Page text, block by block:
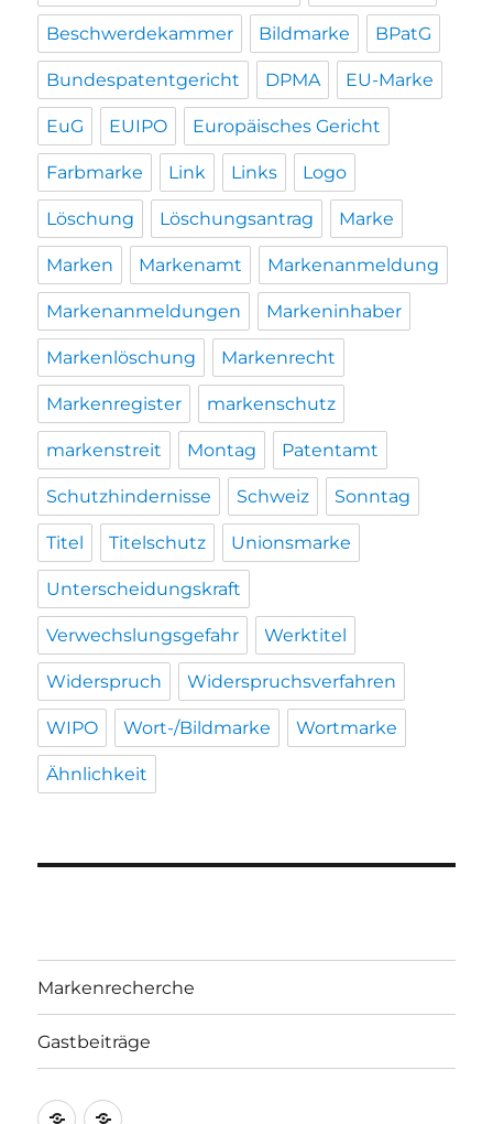
Beschwerdekammer Bildmarke BPatG
Bundespatentgericht DPMA EU-Marke
EuG EUIPO Europäisches Gericht
Farbmarke Link Links Logo
Löschung Löschungsantrag Marke
Marken Markenamt Markenanmeldung
Markenanmeldungen Markeninhaber
Markenlöschung Markenrecht
Markenregister markenschutz
markenstreit Montag Patentamt
Schutzhindernisse Schweiz Sonntag
Titel Titelschutz Unionsmarke
Unterscheidungskraft
Verwechslungsgefahr Werktitel
Widerspruch Widerspruchsverfahren
WIPO Wort-/Bildmarke Wortmarke
Ähnlichkeit
Markenrecherche
Gastbeiträge
Markenrecherche
Gastbeiträge